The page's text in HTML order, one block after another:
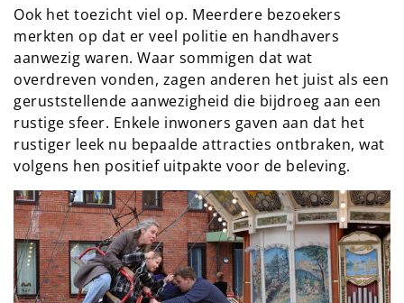
Ook het toezicht viel op. Meerdere bezoekers
merkten op dat er veel politie en handhavers
aanwezig waren. Waar sommigen dat wat
overdreven vonden, zagen anderen het juist als een
geruststellende aanwezigheid die bijdroeg aan een
rustige sfeer. Enkele inwoners gaven aan dat het
rustiger leek nu bepaalde attracties ontbraken, wat
volgens hen positief uitpakte voor de beleving.